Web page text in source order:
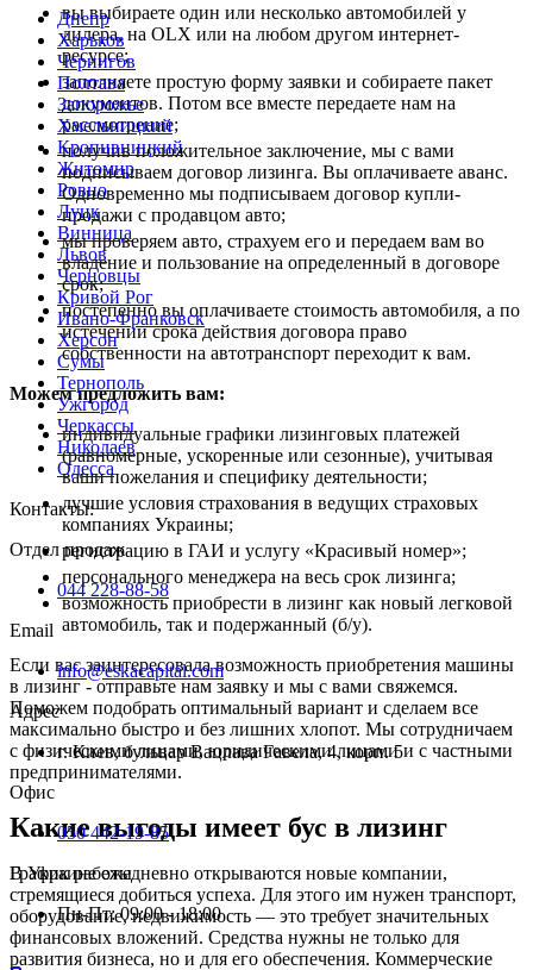
вы выбираете один или несколько автомобилей у
дилера, на OLX или на любом другом интернет-
ресурсе;
заполняете простую форму заявки и собираете пакет
документов. Потом все вместе передаете нам на
рассмотрение;
получив положительное заключение, мы с вами
подписываем договор лизинга. Вы оплачиваете аванс.
Одновременно мы подписываем договор купли-
продажи с продавцом авто;
мы проверяем авто, страхуем его и передаем вам во
владение и пользование на определенный в договоре
срок;
постепенно вы оплачиваете стоимость автомобиля, а по
истечении срока действия договора право
собственности на автотранспорт переходит к вам.
Можем предложить вам:
индивидуальные графики лизинговых платежей
(равномерные, ускоренные или сезонные), учитывая
ваши пожелания и специфику деятельности;
лучшие условия страхования в ведущих страховых
компаниях Украины;
регистрацию в ГАИ и услугу «Красивый номер»;
персонального менеджера на весь срок лизинга;
возможность приобрести в лизинг как новый легковой
автомобиль, так и подержанный (б/у).
Если вас заинтересовала возможность приобретения машины
в лизинг - отправьте нам заявку и мы с вами свяжемся.
Поможем подобрать оптимальный вариант и сделаем все
максимально быстро и без лишних хлопот. Мы сотрудничаем
с физическими лицами, юридическими лицами и с частными
предпринимателями.
Какие выгоды имеет бус в лизинг
В Украине ежедневно открываются новые компании,
стремящиеся добиться успеха. Для этого им нужен транспорт,
оборудование, недвижимость — это требует значительных
финансовых вложений. Средства нужны не только для
развития бизнеса, но и для его обеспечения. Коммерческие
Днепр
Харьков
Чернигов
Полтава
Запорожье
Хмельницкий
Кропивницкий
Житомир
Ровно
Луцк
Винница
Львов
Черновцы
Кривой Рог
Ивано-Франковск
Херсон
Сумы
Тернополь
Ужгород
Черкассы
Николаев
Одесса
Контакты:
Отдел продаж
044 228-88-58
Email
info@eskacapital.com
Адрес
г. Киев, бульвар Вацлава Гавела, 4, корп. 5
Офис
050 442-19-85
График работы
Пн-Пт: 09:00 - 18:00